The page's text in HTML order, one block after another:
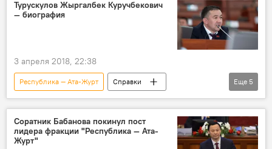
фракция
Турускулов Жыргалбек Куручбекович
— биография
3 апреля 2018, 22:38
Республика — Ата-Журт
Справки
Жыргалбек Турускулов
фракция
биография
Биографии депутатов Жогорку Кенеша
Еще 5
Соратник Бабанова покинул пост
лидера фракции "Республика — Ата-
Журт"